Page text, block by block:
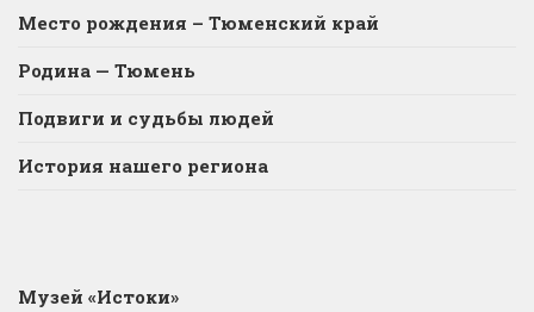
Место рождения – Тюменский край
Родина — Тюмень
Подвиги и судьбы людей
История нашего региона
Музей «Истоки»